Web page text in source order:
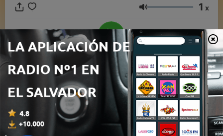
Volumen 1 x
00:00
Episodios
2 Martirio en noche de romance